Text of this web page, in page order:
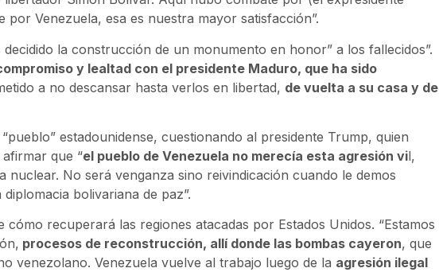
Venezuela, esa es nuestra mayor satisfacción”.
la construcción de un monumento en honor” a los fallecidos”.
y lealtad con el presidente Maduro, que ha sido
a no descansar hasta verlos en libertad, de vuelta a su casa y de
estadounidense, cuestionando al presidente Trump, quien
que “el pueblo de Venezuela no merecía esta agresión vil,
nuclear. No será venganza sino reivindicación cuando le demos
bolivariana de paz”.
recuperará las regiones atacadas por Estados Unidos. “Estamos
procesos de reconstrucción, allí donde las bombas cayeron, que
venezolano. Venezuela vuelve al trabajo luego de la agresión ilegal